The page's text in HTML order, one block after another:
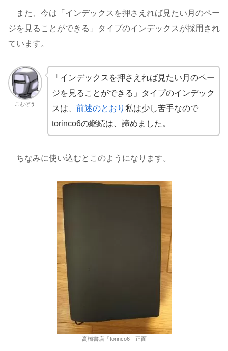
また、今は「インデックスを押さえれば見たい月のペー
ジを見ることができる」タイプのインデックスが採用され
ています。
こむぞう
「インデックスを押さえれば見たい月のペー
ジを見ることができる」タイプのインデック
スは、 前述のとおり 私は少し苦手なので
torinco6の継続は、諦めました。
ちなみに使い込むとこのようになります。
高橋書店「torinco6」正面